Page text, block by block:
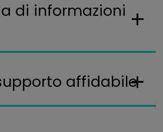
di informazioni
affidabile